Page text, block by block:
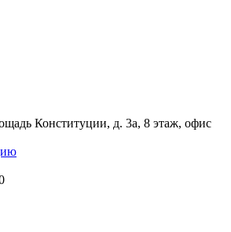
Конституции, д. 3а, 8 этаж, офис